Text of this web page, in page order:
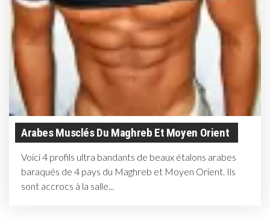
Arabes Musclés Du Maghreb Et Moyen Orient
Voici 4 profils ultra bandants de beaux étalons arabes
baraqués de 4 pays du Maghreb et Moyen Orient. Ils
sont accrocs à la salle...